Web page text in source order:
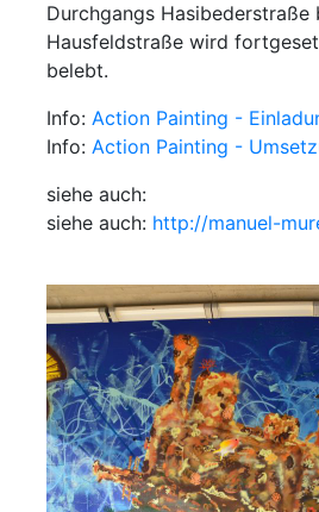
Durchgangs
Hausfeldstraße wird
belebt.
Info: Action Painting -
Info: Action Painting -
siehe auch:
siehe auch: http://manuel-